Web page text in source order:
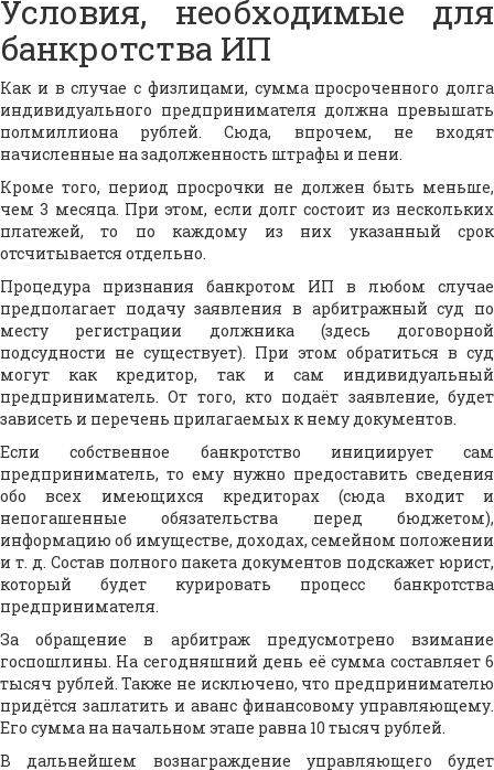
Условия, необходимые для
банкротства ИП
Как и в случае с физлицами, сумма просроченного долга
индивидуального предпринимателя должна превышать
полмиллиона рублей. Сюда, впрочем, не входят
начисленные на задолженность штрафы и пени.
Кроме того, период просрочки не должен быть меньше,
чем 3 месяца. При этом, если долг состоит из нескольких
платежей, то по каждому из них указанный срок
отсчитывается отдельно.
Процедура признания банкротом ИП в любом случае
предполагает подачу заявления в арбитражный суд по
месту регистрации должника (здесь договорной
подсудности не существует). При этом обратиться в суд
могут как кредитор, так и сам индивидуальный
предприниматель. От того, кто подаёт заявление, будет
зависеть и перечень прилагаемых к нему документов.
Если собственное банкротство инициирует сам
предприниматель, то ему нужно предоставить сведения
обо всех имеющихся кредиторах (сюда входит и
непогашенные обязательства перед бюджетом),
информацию об имуществе, доходах, семейном положении
и т. д. Состав полного пакета документов подскажет юрист,
который будет курировать процесс банкротства
предпринимателя.
За обращение в арбитраж предусмотрено взимание
госпошлины. На сегодняшний день её сумма составляет 6
тысяч рублей. Также не исключено, что предпринимателю
придётся заплатить и аванс финансовому управляющему.
Его сумма на начальном этапе равна 10 тысяч рублей.
В дальнейшем вознаграждение управляющего будет